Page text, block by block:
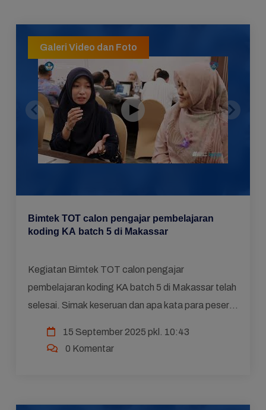
Galeri Video dan Foto
Bimtek TOT calon pengajar pembelajaran
koding KA batch 5 di Makassar
Kegiatan Bimtek TOT calon pengajar
pembelajaran koding KA batch 5 di Makassar telah
selesai. Simak keseruan dan apa kata para peserta
15 September 2025 pkl. 10:43
0 Komentar